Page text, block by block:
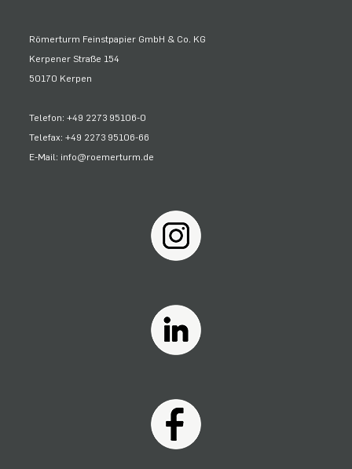
Römerturm Feinstpapier GmbH & Co. KG
Kerpener Straße 154
50170 Kerpen
Telefon: +49 2273 95106-0
Telefax: +49 2273 95106-66
E-Mail: info@roemerturm.de